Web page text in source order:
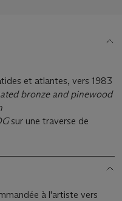
et atlantes, vers 1983
bronze and pinewood
sur une traverse de
à l'artiste vers